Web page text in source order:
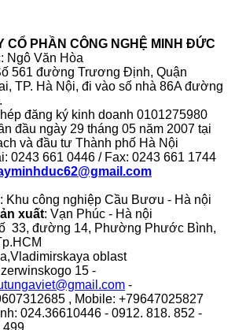
CỔ PHẦN CÔNG NGHỆ MINH ĐỨC
Ngô Văn Hòa
561 đường Trương Định, Quận
TP. Hà Nội, đi vào số nhà 86A đường
đăng ký kinh doanh 0101275980
đầu ngày 29 tháng 05 năm 2007 tại
và đầu tư Thành phố Hà Nội
0243 661 0446 / Fax: 0243 661 1744
: Khu công nghiệp Cầu Bươu - Hà nội
xuất: Vạn Phúc - Hà nội
33, đường 14, Phường Phước Bình,
oblast
15 -
-
, Mobile: +79647025827
024.36610446 - 0912. 818. 852 -